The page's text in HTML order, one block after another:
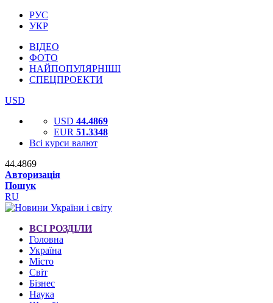
РУС
УКР
ВІДЕО
ФОТО
НАЙПОПУЛЯРНІШІ
СПЕЦПРОЕКТИ
USD
USD 44.4869
EUR 51.3348
Всі курси валют
44.4869
Авторизація
Пошук
RU
ВСІ РОЗДІЛИ
Головна
Україна
Місто
Світ
Бізнес
Наука